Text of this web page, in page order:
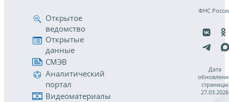
Открытое
ведомство
Открытые
данные
СМЭВ
Аналитический
портал
Видеоматериалы
ФНС
Дата
страницы
27.03.2026